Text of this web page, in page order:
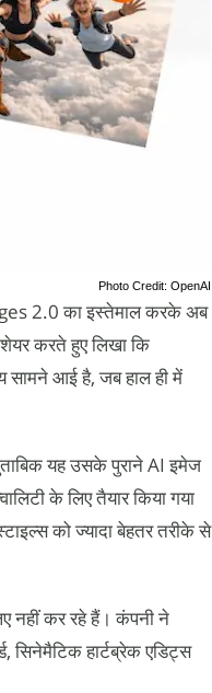
Photo Credit: OpenAI
2.0 का इस्तेमाल करके अब
करते हुए लिखा कि
सामने आई है, जब हाल ही में
यह उसके पुराने AI इमेज
के लिए तैयार किया गया
को ज्यादा बेहतर तरीके से
नहीं कर रहे हैं। कंपनी ने
सिनेमैटिक हार्टब्रेक एडिट्स